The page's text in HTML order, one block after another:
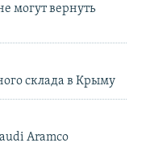
могут вернуть
склада в Крыму
Aramco